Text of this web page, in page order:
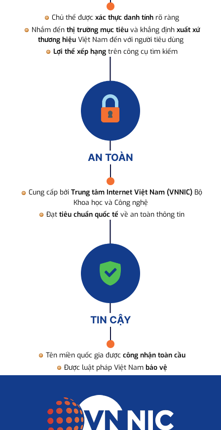
Chủ thể được xác thực danh tính rõ ràng
Nhắm đến thị trường mục tiêuvà khẳng định xuất xứ
thương hiệuViệt Nam đến với người tiêu dùng
Lợi thế xếp hạng trên công cụ tìm kiếm
AN TOÀN
Cung cấp bởi Trung tâm Internet Việt Nam (VNNIC) Bộ
Khoa học và Công nghệ
Đạt tiêu chuẩn quốc tế về an toàn thông tin
TIN CẬY
Tên miền quốc gia được công nhận toàn cầu
Được luật pháp Việt Nam bảo vệ